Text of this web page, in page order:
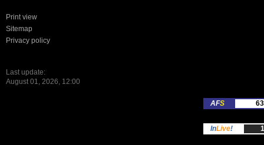
Print view
Sitemap
Privacy policy
Last update:
August 01, 2026, 12:00
AFS
InLive!